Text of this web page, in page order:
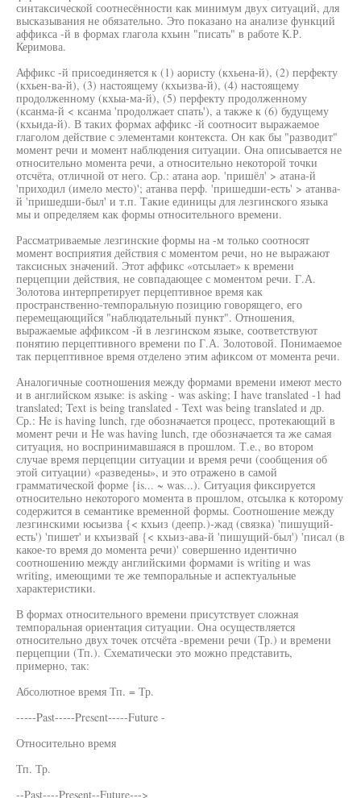
синтаксической соотнесённости как минимум двух ситуаций, для
высказывания не обязательно. Это показано на анализе функций
аффикса -й в формах глагола кхьин "писать" в работе К.Р.
Керимова.
Аффикс -й присоединяется к (1) аористу (кхьена-й), (2) перфекту
(кхьен-ва-й), (3) настоящему (кхьизва-й), (4) настоящему
продолженному (кхыа-ма-й), (5) перфекту продолженному
(ксанма-й < ксанма 'продолжает спать'), а также к (6) будущему
(кхьида-й). В таких формах аффикс -й соотносит выражаемое
глаголом действие с элементами контекста. Он как бы "разводит"
момент речи и момент наблюдения ситуации. Она описывается не
относительно момента речи, а относительно некоторой точки
отсчёта, отличной от него. Ср.: атана аор. 'пришёл' > атана-й
'приходил (имело место)'; атанва перф. 'пришедши-есть' > атанва-
й 'пришедши-был' и т.п. Такие единицы для лезгинского языка
мы и определяем как формы относительного времени.
Рассматриваемые лезгинские формы на -м только соотносят
момент восприятия действия с моментом речи, но не выражают
таксисных значений. Этот аффикс «отсылает» к времени
перцепции действия, не совпадающее с моментом речи. Г.А.
Золотова интерпретирует перцептивное время как
пространственно-темпоральную позицию говорящего, его
перемещающийся "наблюдательный пункт". Отношения,
выражаемые аффиксом -й в лезгинском языке, соответствуют
понятию перцептивного времени по Г.А. Золотовой. Понимаемое
так перцептивное время отделено этим афиксом от момента речи.
Аналогичные соотношения между формами времени имеют место
и в английском языке: is asking - was asking; I have translated -1 had
translated; Text is being translated - Text was being translated и др.
Ср.: He is having lunch, где обозначается процесс, протекающий в
момент речи и Не was having lunch, где обозначается та же самая
ситуация, но воспринимавшаяся в прошлом. Т.е., во втором
случае время перцепции ситуации и время речи (сообщения об
этой ситуации) «разведены», и это отражено в самой
грамматической форме {is... ~ was...). Ситуация фиксируется
относительно некоторого момента в прошлом, отсылка к которому
содержится в семантике временной формы. Соотношение между
лезгинскими юсьизва {< кхьиз (деепр.)-жад (связка) 'пишущий-
есть') 'пишет' и кхъизвай {< кхьиз-ава-й 'пишущий-был') 'писал (в
какое-то время до момента речи)' совершенно идентично
соотношению между английскими формами is writing и was
writing, имеющими те же темпоральные и аспектуальные
характеристики.
В формах относительного времени присутствует сложная
темпоральная ориентация ситуации. Она осуществляется
относительно двух точек отсчёта -времени речи (Тр.) и времени
перцепции (Тп.). Схематически это можно представить,
примерно, так:
Абсолютное время Тп. = Тр.
-----Past-----Present-----Future -
Относительно время
Тп. Тр.
--Past----Present--Future--->